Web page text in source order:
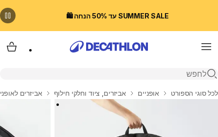
SUMMER SALE עד 50% הנחה 🛍️
Menu
פתיחת חיפוש
בית
לכל סוגי הספורט אופניים אביזרים, ציוד וחלקי חילוף אביזרים